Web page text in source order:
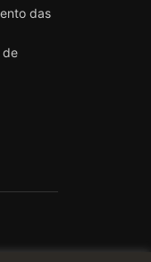
das
de